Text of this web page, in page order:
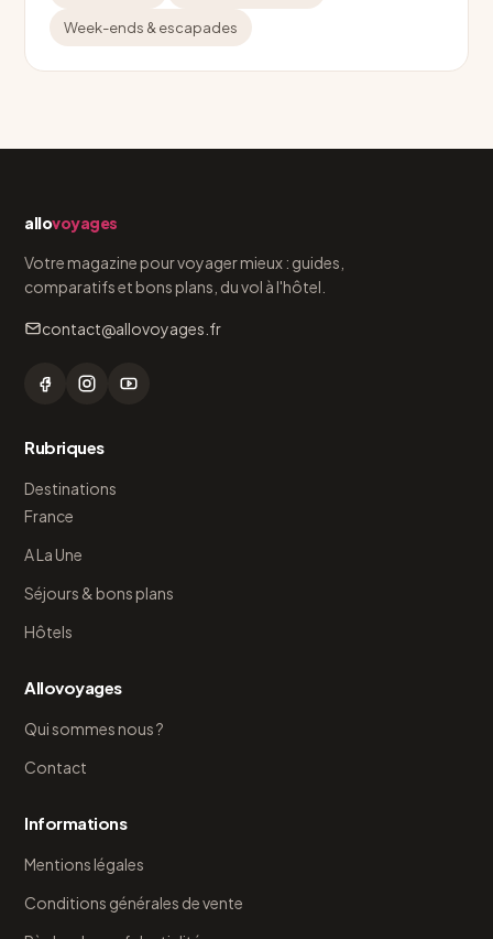
Week-ends & escapades
allovoyages
Votre magazine pour voyager mieux : guides,
comparatifs et bons plans, du vol à l'hôtel.
contact@allovoyages.fr
Rubriques
Destinations
France
A La Une
Séjours & bons plans
Hôtels
Allovoyages
Qui sommes nous ?
Contact
Informations
Mentions légales
Conditions générales de vente